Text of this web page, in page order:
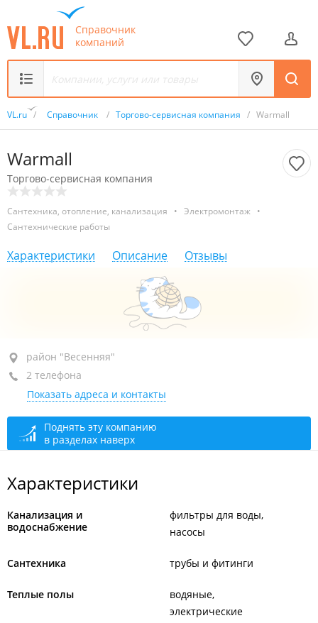
Справочник
компаний
VL.ru / Справочник / Торгово-сервисная компания / Warmall
Warmall
Торгово-сервисная компания
Сантехника, отопление, канализация • Электромонтаж •
Сантехнические работы
Характеристики Описание Отзывы
район "Весенняя", ул. Заречная, 35/1
+7 (423) 274-77-42
+7 914 704-77-42
сегодня закрыто
район "Весенняя"
2 телефона
Показать адреса и контакты
Поднять эту компанию
в разделах наверх
Характеристики
Канализация и
водоснабжение
фильтры для воды
насосы
Сантехника трубы и фитинги
Теплые полы
водяные
электрические